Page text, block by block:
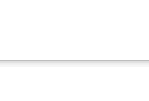
biznesowy. Dbanie o wysoką